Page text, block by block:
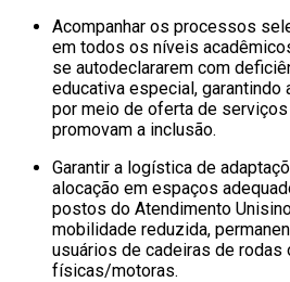
Acompanhar os processos
em todos os níveis
se autodeclararem com
educativa especial,
por meio de oferta de
promovam a inclusão.
Garantir a logística de
alocação em espaços
postos do Atendimento
mobilidade reduzida,
usuários de cadeiras de rodas
físicas/motoras.